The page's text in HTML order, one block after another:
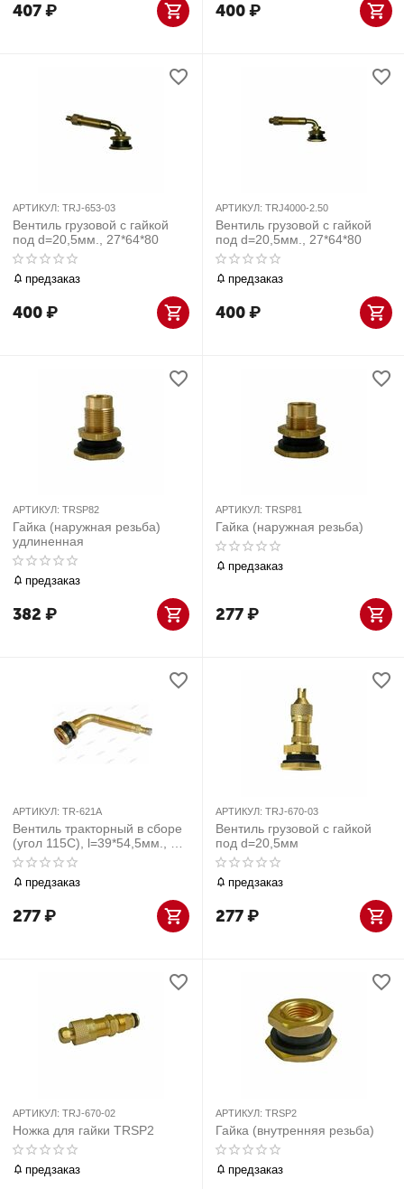
407₽ 400₽
АРТИКУЛ: TRJ-653-03
Вентиль грузовой с гайкой
под d=20,5мм., 27*64*80
предзаказ
400₽
АРТИКУЛ: TRJ4000-2.50
Вентиль грузовой с гайкой
под d=20,5мм., 27*64*80
предзаказ
400₽
АРТИКУЛ: TRSP82
Гайка (наружная резьба)
удлиненная
предзаказ
382 ₽
АРТИКУЛ: TRSP81
Гайка (наружная резьба)
предзаказ
277₽
АРТИКУЛ: TR-621A
Вентиль тракторный в сборе
(угол 115С), l=39*54,5мм., d
отв.=15,7мм., 1шт
предзаказ
277₽
АРТИКУЛ: TRJ-670-03
Вентиль грузовой с гайкой
под d=20,5мм
предзаказ
277₽
АРТИКУЛ: TRJ-670-02
Ножка для гайки TRSP2
предзаказ
АРТИКУЛ: TRSP2
Гайка (внутренняя резьба)
предзаказ